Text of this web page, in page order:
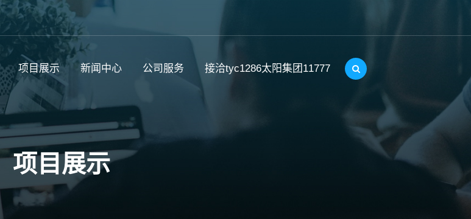
项目展示 新闻中心 公司服务 接洽tyc1286太阳集团11777
项目展示